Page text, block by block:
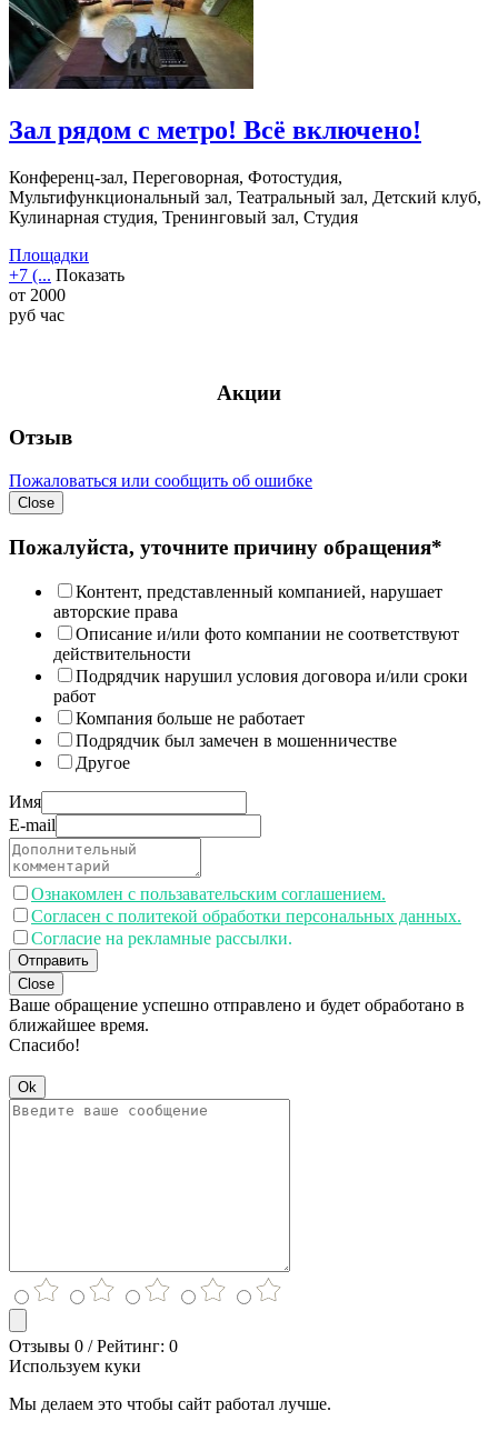
Зал рядом с метро! Всё включено!
Конференц-зал, Переговорная, Фотостудия,
Мультифункциональный зал, Театральный зал, Детский клуб,
Кулинарная студия, Тренинговый зал, Студия
Площадки
+7 (... Показать
от 2000
руб час
Акции
Отзыв
Пожаловаться или сообщить об ошибке
Close
Пожалуйста, уточните причину обращения*
Контент, представленный компанией, нарушает
авторские права
Описание и/или фото компании не соответствуют
действительности
Подрядчик нарушил условия договора и/или сроки
работ
Компания больше не работает
Подрядчик был замечен в мошенничестве
Другое
Имя
E-mail
Ознакомлен с пользавательским соглашением.
Согласен с политекой обработки персональных данных.
Согласие на рекламные рассылки.
Отправить
Close
Ваше обращение успешно отправлено и будет обработано в
ближайшее время.
Спасибо!
Ok
Отзывы 0 / Рейтинг: 0
Используем куки
Мы делаем это чтобы сайт работал лучше.